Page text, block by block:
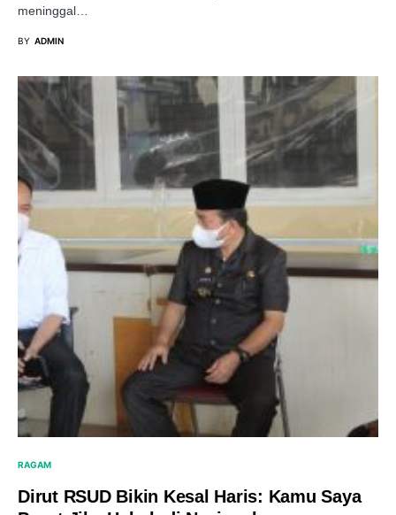
meninggal…
BY ADMIN
RAGAM
Dirut RSUD Bikin Kesal Haris: Kamu Saya